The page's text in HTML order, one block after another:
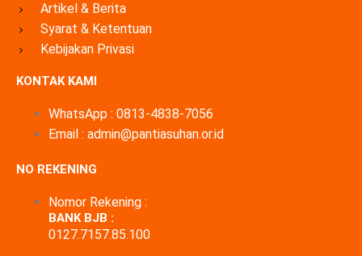
Artikel & Berita
Syarat & Ketentuan
Kebijakan Privasi
KONTAK KAMI
WhatsApp : 0813-4838-7056
Email : admin@pantiasuhan.or.id
NO REKENING
Nomor Rekening :
BANK BJB :
0127.7157.85.100